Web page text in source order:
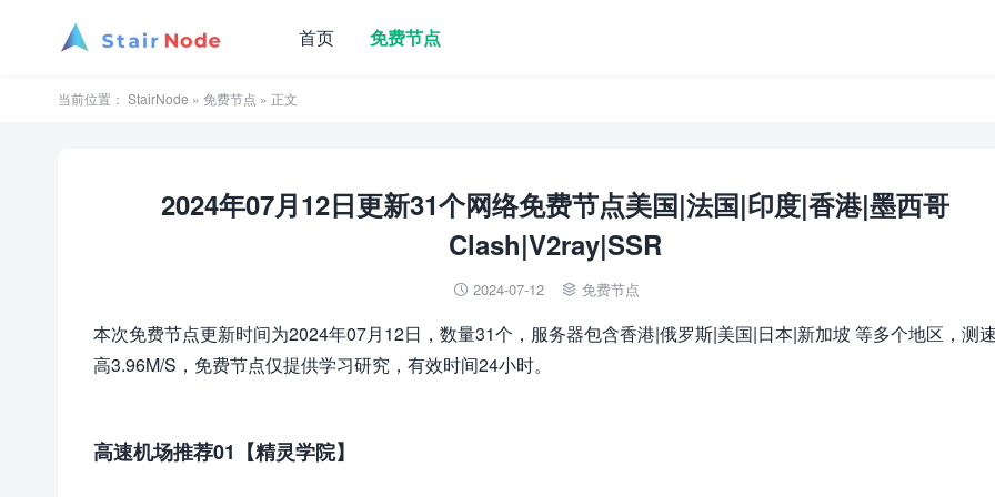
首页 免费节点
当前位置： StairNode » 免费节点 » 正文
2024年07月12日更新31个网络免费节点美国|法国|印度|香港|墨西哥
Clash|V2ray|SSR
 2024-07-12  免费节点
本次免费节点更新时间为2024年07月12日，数量31个，服务器包含香港|俄罗斯|美国|日本|新加坡 等多个地区，测
高3.96M/S，免费节点仅提供学习研究，有效时间24小时。
高速机场推荐01【精灵学院】